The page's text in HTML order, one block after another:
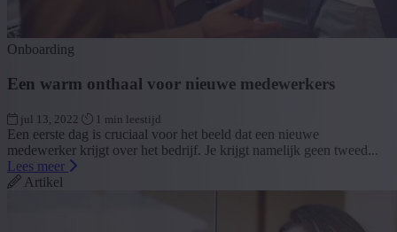
Onboarding
Een warm onthaal voor nieuwe medewerkers
jul 13, 2022 1 min leestijd
Een eerste dag is cruciaal voor het beeld dat een nieuwe
medewerker krijgt over het bedrijf. Je krijgt namelijk geen tweed...
Lees meer
Artikel